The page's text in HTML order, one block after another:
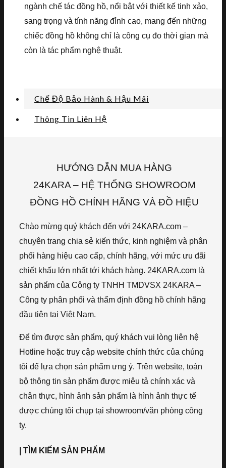
ngành chế tác đồng hồ, nổi bật với thiết kế tinh xảo,
sang trọng và tính năng đỉnh cao, mang đến những
chiếc đồng hồ không chỉ là công cụ đo thời gian mà
còn là tác phẩm nghệ thuật.
Chế Độ Bảo Hành & Hậu Mãi
Thông Tin Liên Hệ
HƯỚNG DẪN MUA HÀNG
24KARA – HỆ THỐNG SHOWROOM
ĐỒNG HỒ CHÍNH HÃNG VÀ ĐỒ HIỆU
Chào mừng quý khách đến với 24KARA.com –
chuyên trang chia sẻ kiến thức, kinh nghiệm và phân
phối hàng hiệu cao cấp, chính hãng, với mức ưu đãi
chiết khấu lớn nhất tới khách hàng. 24KARA.com là
sản phẩm của Công ty TNHH TMDVSX 24KARA –
Công ty phân phối và thẩm định đồng hồ chính hãng
đầu tiên tại Việt Nam.
Để tìm được sản phẩm, quý khách vui lòng liên hệ
Hotline hoặc truy cập website chính thức của chúng
tôi để lựa chọn sản phẩm ưng ý. Trên website, toàn
bộ thông tin sản phẩm được miêu tả chính xác và
chân thực, hình ảnh sản phẩm là hình ảnh thực tế
được chúng tôi chụp tại showroom/văn phòng công
ty.
| TÌM KIẾM SẢN PHẨM